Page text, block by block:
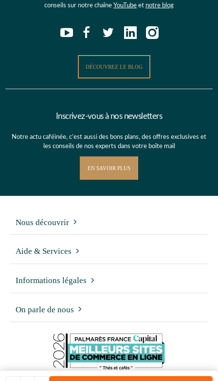
conseils sur notre chaîne YouTube et notre blog
DÉCOUVREZ LE BLOG
Inscrivez-vous à nos newsletters
Notre actu caféinée, c’est aussi des bons plans, des offres exclusives et
les conseils de nos experts dans votre boîte mail
EN SAVOIR PLUS
Nous découvrir
Aide & Services
Informations légales
On parle de nous